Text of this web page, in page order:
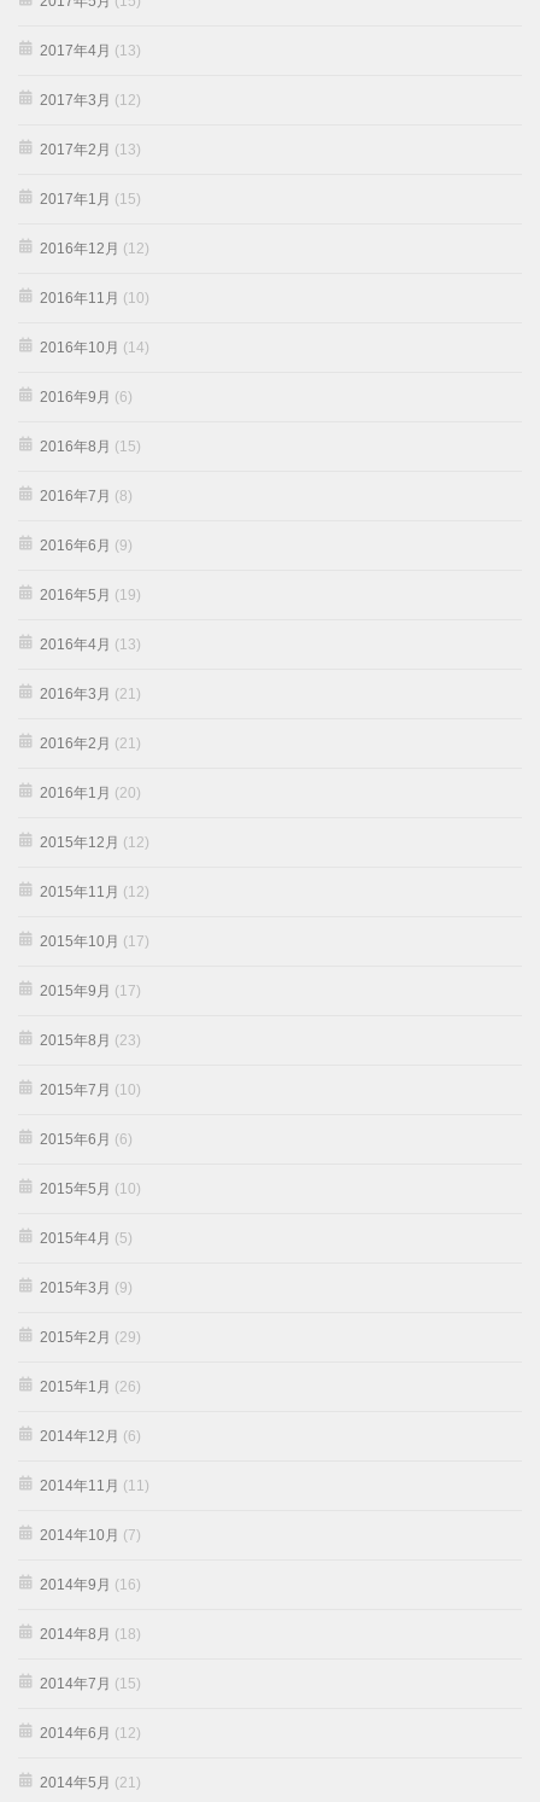
2017年4月 (13)
2017年3月 (12)
2017年2月 (13)
2017年1月 (15)
2016年12月 (12)
2016年11月 (10)
2016年10月 (14)
2016年9月 (6)
2016年8月 (15)
2016年7月 (8)
2016年6月 (9)
2016年5月 (19)
2016年4月 (13)
2016年3月 (21)
2016年2月 (21)
2016年1月 (20)
2015年12月 (12)
2015年11月 (12)
2015年10月 (17)
2015年9月 (17)
2015年8月 (23)
2015年7月 (10)
2015年6月 (6)
2015年5月 (10)
2015年4月 (5)
2015年3月 (9)
2015年2月 (29)
2015年1月 (26)
2014年12月 (6)
2014年11月 (11)
2014年10月 (7)
2014年9月 (16)
2014年8月 (18)
2014年7月 (15)
2014年6月 (12)
2014年5月 (21)